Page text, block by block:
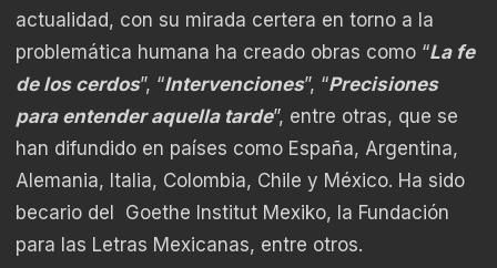
actualidad, con su mirada certera en torno a la
problemática humana ha creado obras como “La fe
de los cerdos”, “Intervenciones”, “Precisiones
para entender aquella tarde”, entre otras, que se
han difundido en países como España, Argentina,
Alemania, Italia, Colombia, Chile y México. Ha sido
becario del Goethe Institut Mexiko, la Fundación
para las Letras Mexicanas, entre otros.